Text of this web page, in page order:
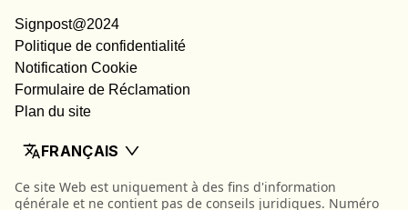
Signpost@2024
Politique de confidentialité
Notification Cookie
Formulaire de Réclamation
Plan du site
FRANÇAIS
Ce site Web est uniquement à des fins d'information
générale et ne contient pas de conseils juridiques. Numéro